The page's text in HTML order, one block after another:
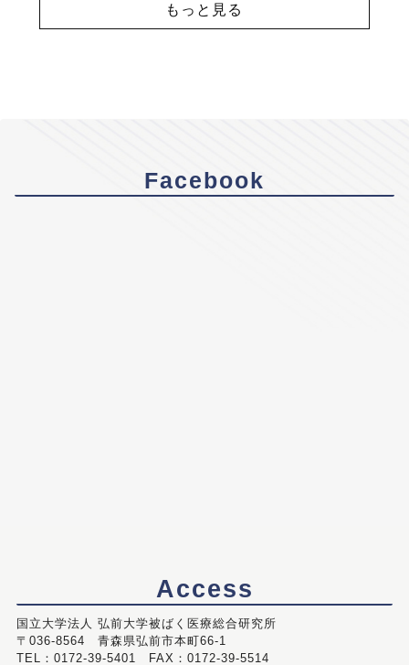
もっと見る
Facebook
Access
国立大学法人 弘前大学被ばく医療総合研究所
〒036-8564 青森県弘前市本町66-1
TEL：0172-39-5401 FAX：0172-39-5514